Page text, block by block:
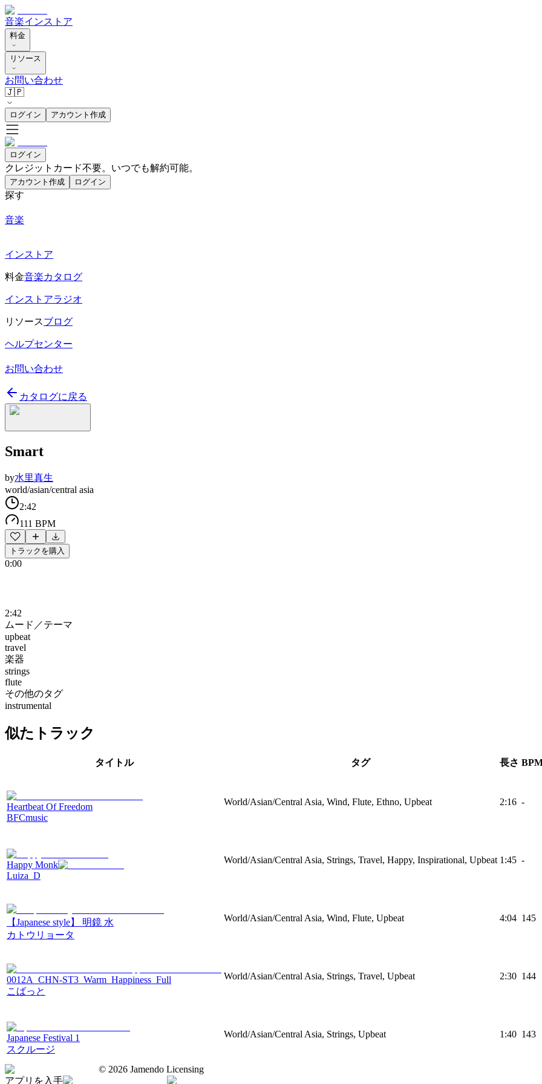
音楽インストア
料金
リソース
お問い合わせ
🇯🇵
ログイン アカウント作成
ログイン
クレジットカード不要。いつでも解約可能。
アカウント作成 ログイン
探す
音楽
インストア
料金音楽カタログ
インストアラジオ
リソースブログ
ヘルプセンター
お問い合わせ
カタログに戻る
Smart
by水里真生
world/asian/central asia
2:42
111 BPM
トラックを購入
0:00
2:42
ムード／テーマ
upbeat
travel
楽器
strings
flute
その他のタグ
instrumental
似たトラック
タイトル タグ 長さ
Heartbeat Of Freedom
BFCmusic
World/Asian/Central Asia, Wind, Flute, Ethno, Upbeat 2:16 -
Happy Monk
Luiza_D
World/Asian/Central Asia, Strings, Travel, Happy, Inspirational, Upbeat 1:45 -
【Japanese style】 明鏡 水
カトウリョータ
World/Asian/Central Asia, Wind, Flute, Upbeat 4:04 145
0012A_CHN-ST3_Warm_Happiness_Full
こばっと
World/Asian/Central Asia, Strings, Travel, Upbeat 2:30 144
Japanese Festival 1
スクルージ
World/Asian/Central Asia, Strings, Upbeat 1:40 143
© 2026 Jamendo Licensing
アプリを入手